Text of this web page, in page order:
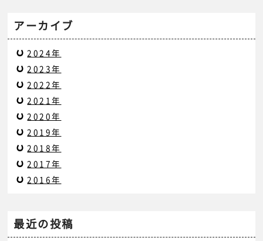
アーカイブ
2024年
2023年
2022年
2021年
2020年
2019年
2018年
2017年
2016年
最近の投稿